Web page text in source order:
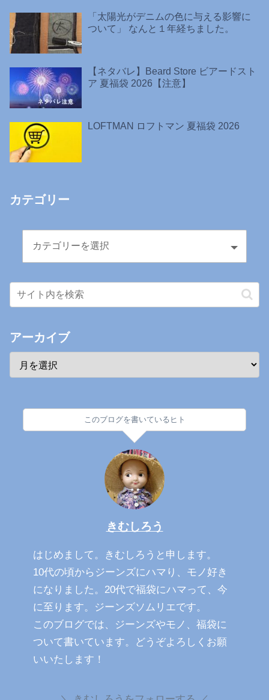
「太陽光がデニムの色に与える影響に
ついて」 なんと１年経ちました。
【ネタバレ】Beard Store ビアードスト
ア 夏福袋 2026【注意】
LOFTMAN ロフトマン 夏福袋 2026
カテゴリー
アーカイブ
このブログを書いているヒト
きむしろう
はじめまして。きむしろうと申します。
10代の頃からジーンズにハマり、モノ好き
になりました。20代で福袋にハマって、今
に至ります。ジーンズソムリエです。
このブログでは、ジーンズやモノ、福袋に
ついて書いています。どうぞよろしくお願
いいたします！